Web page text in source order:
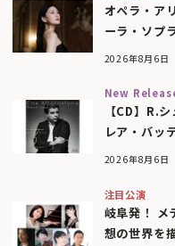
オペラ・ア
ーラ・ソプ
2026年8月6日
New
【CD】R.
レア・バッ
2026年8月6日
注目公演
岐阜発！
想の世界を